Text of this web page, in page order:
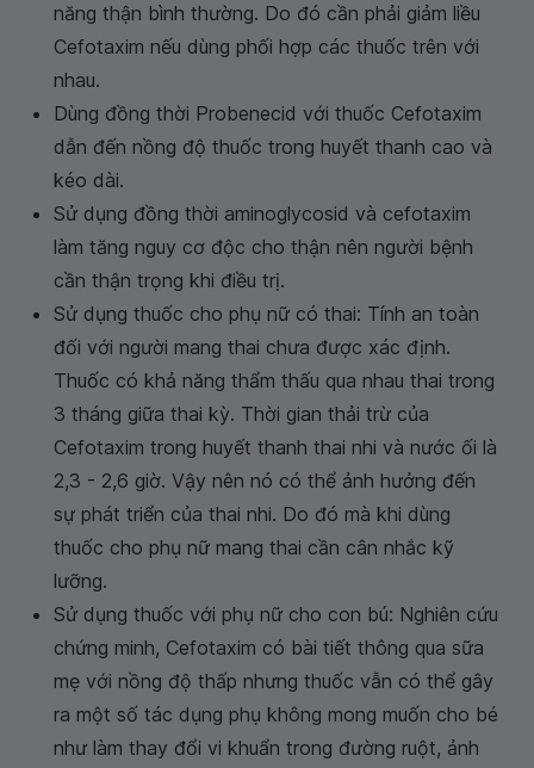
năng thận bình thường. Do đó cần phải giảm liều
Cefotaxim nếu dùng phối hợp các thuốc trên với
nhau.
Dùng đồng thời Probenecid với thuốc Cefotaxim
dẫn đến nồng độ thuốc trong huyết thanh cao và
kéo dài.
Sử dụng đồng thời aminoglycosid và cefotaxim
làm tăng nguy cơ độc cho thận nên người bệnh
cần thận trọng khi điều trị.
Sử dụng thuốc cho phụ nữ có thai: Tính an toàn
đối với người mang thai chưa được xác định.
Thuốc có khả năng thẩm thấu qua nhau thai trong
3 tháng giữa thai kỳ. Thời gian thải trừ của
Cefotaxim trong huyết thanh thai nhi và nước ối là
2,3 - 2,6 giờ. Vậy nên nó có thể ảnh hưởng đến
sự phát triển của thai nhi. Do đó mà khi dùng
thuốc cho phụ nữ mang thai cần cân nhắc kỹ
lưỡng.
Sử dụng thuốc với phụ nữ cho con bú: Nghiên cứu
chứng minh, Cefotaxim có bài tiết thông qua sữa
mẹ với nồng độ thấp nhưng thuốc vẫn có thể gây
ra một số tác dụng phụ không mong muốn cho bé
như làm thay đổi vi khuẩn trong đường ruột, ảnh